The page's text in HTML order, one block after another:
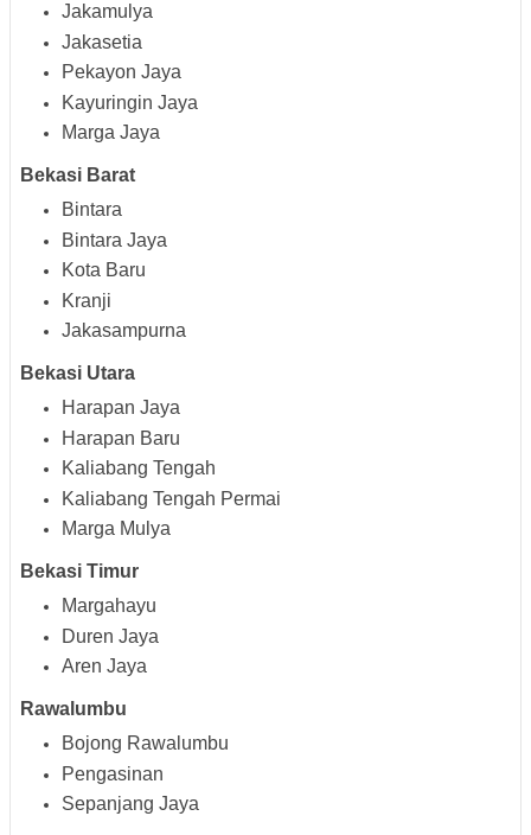
Jakamulya
Jakasetia
Pekayon Jaya
Kayuringin Jaya
Marga Jaya
Bekasi Barat
Bintara
Bintara Jaya
Kota Baru
Kranji
Jakasampurna
Bekasi Utara
Harapan Jaya
Harapan Baru
Kaliabang Tengah
Kaliabang Tengah Permai
Marga Mulya
Bekasi Timur
Margahayu
Duren Jaya
Aren Jaya
Rawalumbu
Bojong Rawalumbu
Pengasinan
Sepanjang Jaya